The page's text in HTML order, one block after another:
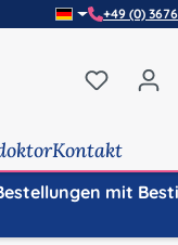
+49 (0)
Du hast
Kontakt
mit